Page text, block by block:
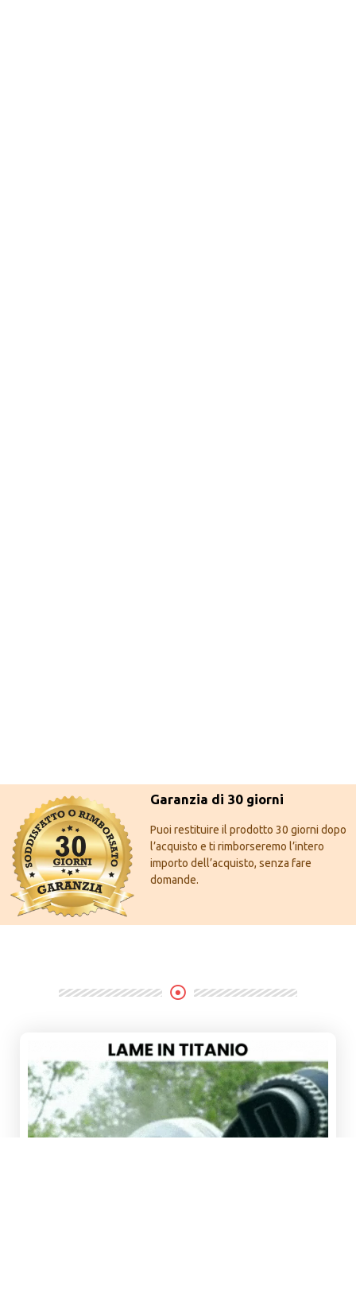
Garanzia di 30 giorni
Puoi restituire il prodotto 30 giorni dopo
l’acquisto e ti rimborseremo l’intero
importo dell’acquisto, senza fare
domande.